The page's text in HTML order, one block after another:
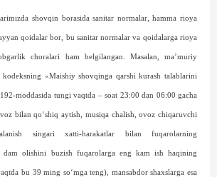
shovqin borasida sanitar normalar, hamma rioya
qoidalar bor, bu sanitar normalar va qoidalarga rioya
choralari ham belgilangan. Masalan, ma’muriy
kodeksning «Maishiy shov­qinga qarshi kurash talablarini
moddasida tungi vaqtda – soat 23:00 dan 06:00 gacha
bilan qo‘shiq aytish, musiqa chalish, ovoz chiqaruvchi
singari xatti-harakatlar bilan fuqarolarning
dam olishini buzish fuqarolarga eng kam ish haqining
bu 39 ming so‘mga teng), mansabdor shaxslarga esa